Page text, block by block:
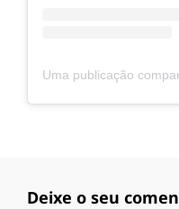
Deixe o seu